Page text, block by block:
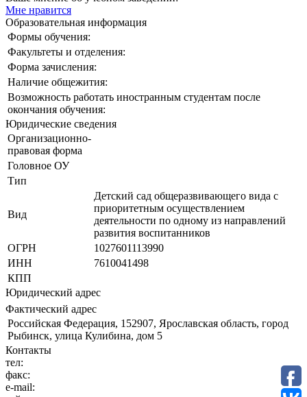
Мне нравится
Образовательная информация
Формы обучения:
Факультеты и отделения:
Форма зачисления:
Наличие общежития:
Возможность работать иностранным студентам после
окончания обучения:
Юридические сведения
Организационно-
правовая форма
Головное ОУ
Тип
Вид
Детский сад общеразвивающего вида с
приоритетным осуществлением
деятельности по одному из направлений
развития воспитанников
ОГРН
1027601113990
ИНН
7610041498
КПП
Юридический адрес
Фактический адрес
Российская Федерация, 152907, Ярославская область, город
Рыбинск, улица Кулибина, дом 5
Контакты
тел:
факс:
e-mail: